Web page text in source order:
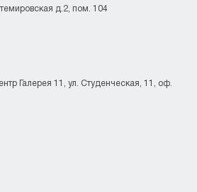
д.2, пом. 104
Галерея 11, ул. Студенческая, 11, оф.